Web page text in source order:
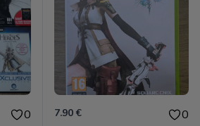
0 7.90 € 0